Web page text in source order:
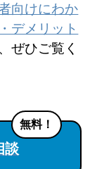
向けにわか
デメリット
ぜひご覧く
談
無料！